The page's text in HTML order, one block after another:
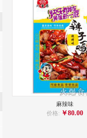
麻辣味
价格: ￥80.00